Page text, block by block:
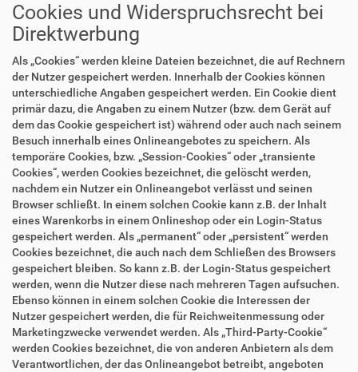
Cookies und Widerspruchsrecht bei
Direktwerbung
Als „Cookies“ werden kleine Dateien bezeichnet, die auf Rechnern
der Nutzer gespeichert werden. Innerhalb der Cookies können
unterschiedliche Angaben gespeichert werden. Ein Cookie dient
primär dazu, die Angaben zu einem Nutzer (bzw. dem Gerät auf
dem das Cookie gespeichert ist) während oder auch nach seinem
Besuch innerhalb eines Onlineangebotes zu speichern. Als
temporäre Cookies, bzw. „Session-Cookies“ oder „transiente
Cookies“, werden Cookies bezeichnet, die gelöscht werden,
nachdem ein Nutzer ein Onlineangebot verlässt und seinen
Browser schließt. In einem solchen Cookie kann z.B. der Inhalt
eines Warenkorbs in einem Onlineshop oder ein Login-Status
gespeichert werden. Als „permanent“ oder „persistent“ werden
Cookies bezeichnet, die auch nach dem Schließen des Browsers
gespeichert bleiben. So kann z.B. der Login-Status gespeichert
werden, wenn die Nutzer diese nach mehreren Tagen aufsuchen.
Ebenso können in einem solchen Cookie die Interessen der
Nutzer gespeichert werden, die für Reichweitenmessung oder
Marketingzwecke verwendet werden. Als „Third-Party-Cookie“
werden Cookies bezeichnet, die von anderen Anbietern als dem
Verantwortlichen, der das Onlineangebot betreibt, angeboten